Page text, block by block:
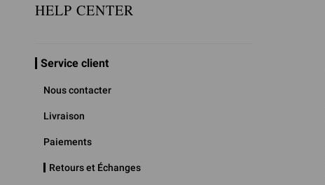
HELP CENTER
Service client
Nous contacter
Livraison
Paiements
Retours et Échanges